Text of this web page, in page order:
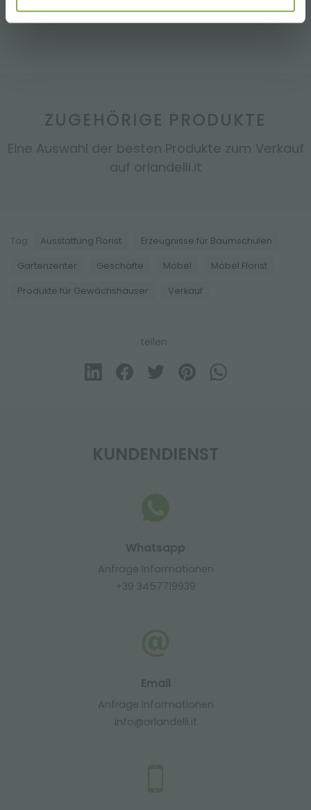
ZUGEHÖRIGE PRODUKTE
Eine Auswahl der besten Produkte zum Verkauf
auf orlandelli.it
Tag: Ausstattung Florist Erzeugnisse für Baumschulen
Gartenzenter Geschäfte Möbel Möbel Florist
Produkte für Gewächshäuser Verkauf
teilen
KUNDENDIENST
Whatsapp
Anfrage Informationen
+39 3457719939
Email
Anfrage Informationen
info@orlandelli.it